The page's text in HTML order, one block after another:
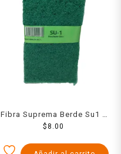
Fibra Suprema Berde Su1 8
X 14
$ 8.00